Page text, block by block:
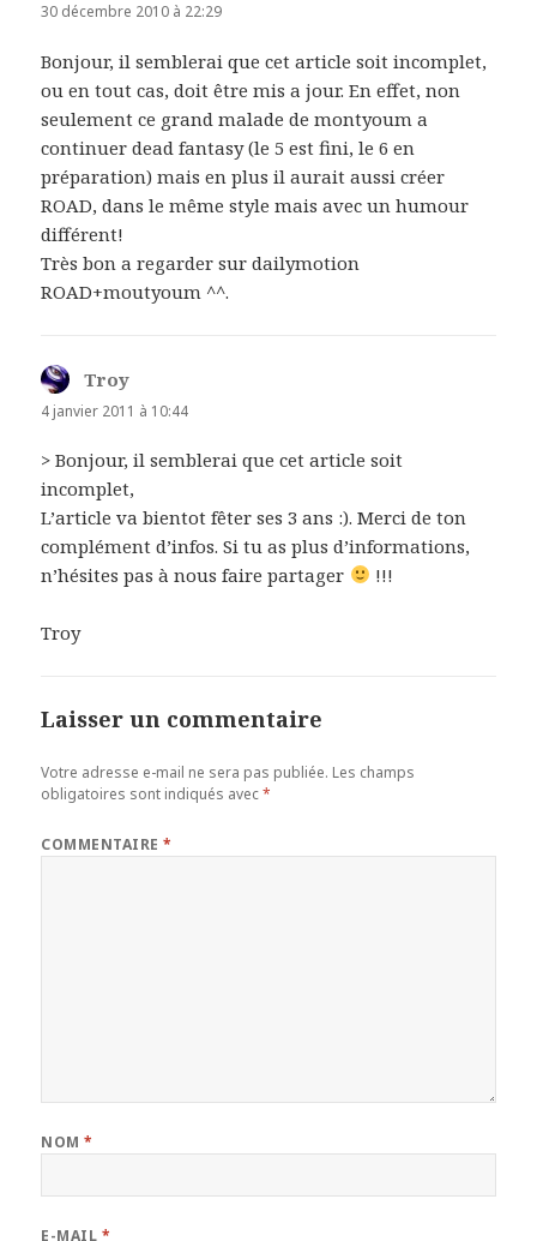
30 décembre 2010 à 22:29
Bonjour, il semblerai que cet article soit incomplet,
ou en tout cas, doit être mis a jour. En effet, non
seulement ce grand malade de montyoum a
continuer dead fantasy (le 5 est fini, le 6 en
préparation) mais en plus il aurait aussi créer
ROAD, dans le même style mais avec un humour
différent!
Très bon a regarder sur dailymotion
ROAD+moutyoum ^^.
Troy
4 janvier 2011 à 10:44
> Bonjour, il semblerai que cet article soit
incomplet,
L’article va bientot fêter ses 3 ans :). Merci de ton
complément d’infos. Si tu as plus d’informations,
n’hésites pas à nous faire partager
!!!
Troy
Laisser un commentaire
Votre adresse e-mail ne sera pas publiée. Les champs
obligatoires sont indiqués avec*
COMMENTAIRE*
NOM*
E-MAIL *